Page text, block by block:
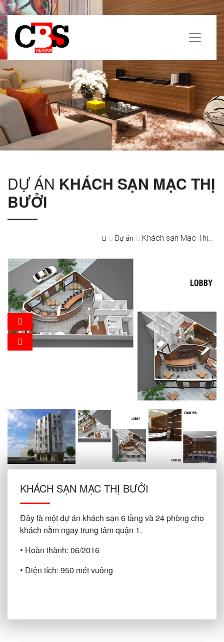
DỰ ÁN KHÁCH SẠN MẠC THỊ
BƯỞI
Dự án Khách sạn Mạc Thị...
KHÁCH SẠN MẠC THỊ BƯỞI
Đây là một dự án khách sạn 6 tầng và 24 phòng cho
khách nằm ngay trung tâm quận 1.
• Hoàn thành: 06/2016
• Diện tích: 950 mét vuông